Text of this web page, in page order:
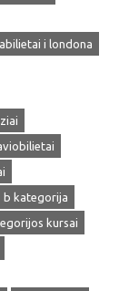
i londona
b kategorija
kursai